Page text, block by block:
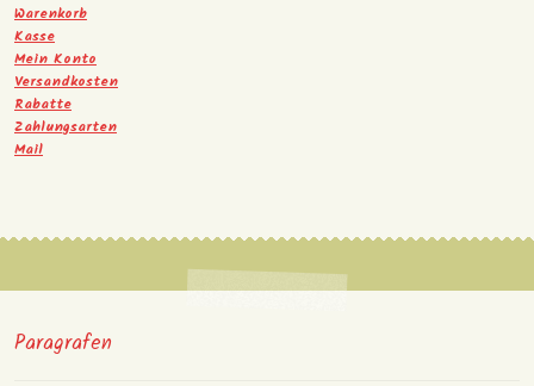
Warenkorb
Kasse
Mein Konto
Versandkosten
Rabatte
Zahlungsarten
Mail
Paragrafen